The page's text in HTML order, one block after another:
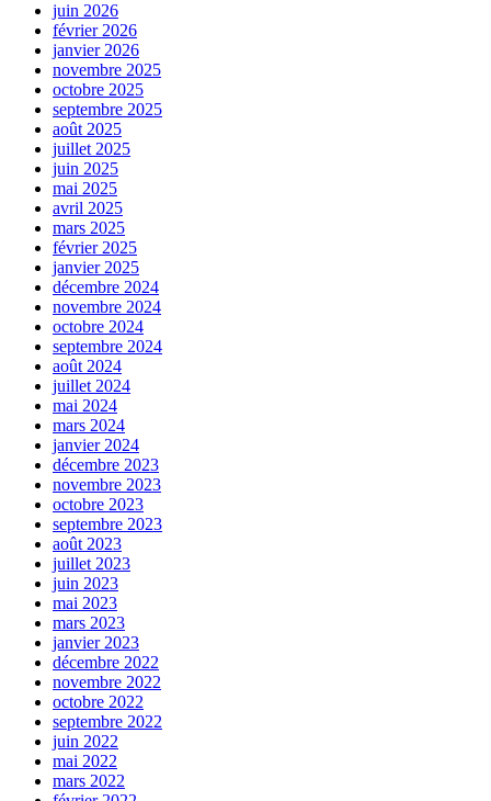
juin 2026
février 2026
janvier 2026
novembre 2025
octobre 2025
septembre 2025
août 2025
juillet 2025
juin 2025
mai 2025
avril 2025
mars 2025
février 2025
janvier 2025
décembre 2024
novembre 2024
octobre 2024
septembre 2024
août 2024
juillet 2024
mai 2024
mars 2024
janvier 2024
décembre 2023
novembre 2023
octobre 2023
septembre 2023
août 2023
juillet 2023
juin 2023
mai 2023
mars 2023
janvier 2023
décembre 2022
novembre 2022
octobre 2022
septembre 2022
juin 2022
mai 2022
mars 2022